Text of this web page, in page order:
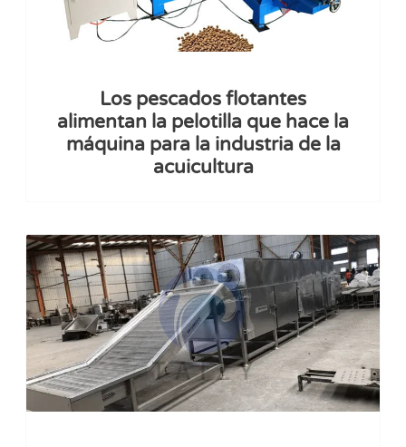
Los pescados flotantes
alimentan la pelotilla que hace la
máquina para la industria de la
acuicultura